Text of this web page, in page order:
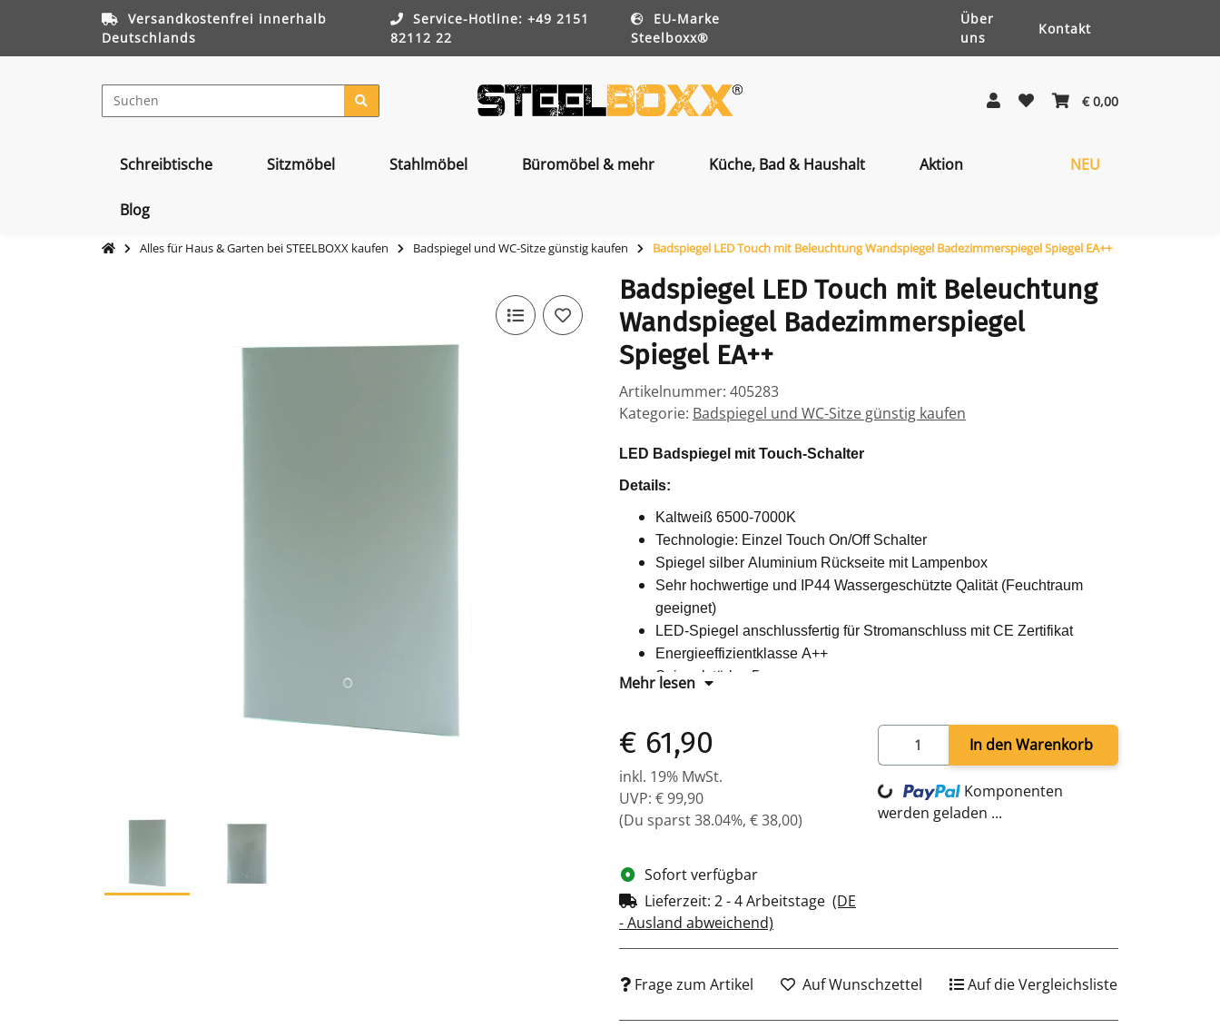
Versandkostenfrei innerhalb
Deutschlands
Service-Hotline: +49 2151
82112 22
EU-Marke
Steelboxx®
Über
uns
Kontakt
€ 0,00
Schreibtische Sitzmöbel Stahlmöbel Büromöbel & mehr Küche, Bad & Haushalt Aktion NEU
Blog
Alles für Haus & Garten bei STEELBOXX kaufen Badspiegel und WC-Sitze günstig kaufen Badspiegel LED Touch mit Beleuchtung Wandspiegel Badezimmerspiegel Spiegel EA++
Badspiegel LED Touch mit Beleuchtung
Wandspiegel Badezimmerspiegel
Spiegel EA++
Artikelnummer: 405283
Kategorie: Badspiegel und WC-Sitze günstig kaufen
LED Badspiegel mit Touch-Schalter
Details:
Kaltweiß 6500-7000K
Technologie: Einzel Touch On/Off Schalter
Spiegel silber Aluminium Rückseite mit Lampenbox
Sehr hochwertige und IP44 Wassergeschützte Qalität (Feuchtraum
geeignet)
LED-Spiegel anschlussfertig für Stromanschluss mit CE Zertifikat
Energieeffizientklasse A++
Spiegelstärke: 5mm
Energiesparende LED Dioden 6-7W 2835-60 mit einer langer
Größe: 600x800mm (HxB)
Mehr lesen
€ 61,90
inkl. 19% MwSt.
UVP: € 99,90
(Du sparst38.04%, € 38,00)
Sofort verfügbar
Lieferzeit: 2 - 4 Arbeitstage (DE
- Ausland abweichend)
In den Warenkorb
Loading...
Komponenten
werden geladen ...
Frage zum Artikel Auf Wunschzettel Auf die Vergleichsliste